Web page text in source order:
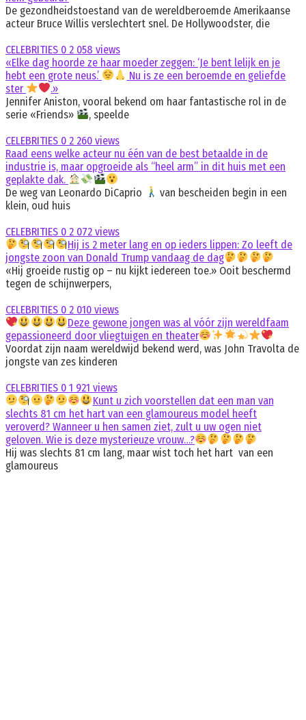
De gezondheidstoestand van de wereldberoemde Amerikaanse
acteur Bruce Willis verslechtert snel. De Hollywoodster, die
CELEBRITIES 0 2 058 views
«Elke dag hoorde ze haar moeder zeggen: ‘Je bent lelijk en je
hebt een grote neus.’
Nu is ze een beroemde en geliefde
ster
.»
Jennifer Aniston, vooral bekend om haar fantastische rol in de
serie «Friends»
, speelde
CELEBRITIES 0 2 260 views
Raad eens welke acteur nu één van de best betaalde in de
industrie is, maar opgroeide als “heel arm” in dit huis met een
geplakte dak.
De weg van Leonardo DiCaprio
van bescheiden begin in een
klein, oud huis
CELEBRITIES 0 2 072 views
Hij is 2 meter lang en op ieders lippen: Zo leeft de
jongste zoon van Donald Trump vandaag de dag
«Hij groeide rustig op – nu kijkt iedereen toe.» Ooit beschermd
tegen de schijnwerpers,
CELEBRITIES 0 2 010 views
Deze gewone jongen was al vóór zijn wereldfaam
gepassioneerd door vliegtuigen en theater
Voordat zijn naam wereldwijd bekend werd, was John Travolta de
jongste van zes kinderen
CELEBRITIES 0 1 921 views
Kunt u zich voorstellen dat een man van
slechts 81 cm het hart van een glamoureus model heeft
veroverd? Wanneer u hen samen ziet, zult u uw ogen niet
geloven. Wie is deze mysterieuze vrouw…?
Hij was slechts 81 cm lang, maar wist toch het hart van een
glamoureus